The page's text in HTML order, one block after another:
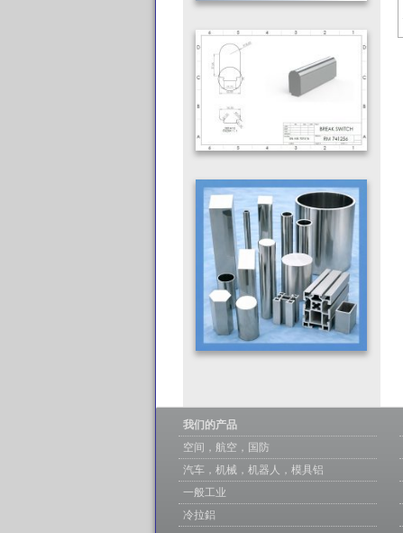
我们的产品
空间，航空，国防
汽车，机械，机器人，模具铝
一般工业
冷拉鋁